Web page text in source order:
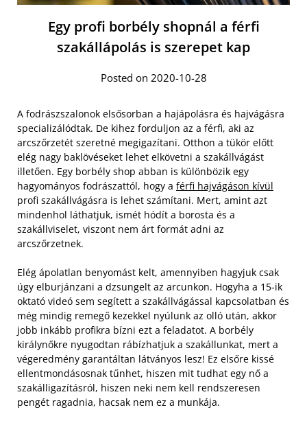
Egy profi borbély shopnál a férfi
szakállápolás is szerepet kap
Posted on 2020-10-28
A fodrászszalonok elsősorban a hajápolásra és hajvágásra
specializálódtak. De kihez forduljon az a férfi, aki az
arcszőrzetét szeretné megigazítani. Otthon a tükör előtt
elég nagy baklövéseket lehet elkövetni a szakállvágást
illetően. Egy borbély shop abban is különbözik egy
hagyományos fodrászattól, hogy a férfi hajvágáson kívül
profi szakállvágásra is lehet számítani. Mert, amint azt
mindenhol láthatjuk, ismét hódít a borosta és a
szakállviselet, viszont nem árt formát adni az
arcszőrzetnek.
Elég ápolatlan benyomást kelt, amennyiben hagyjuk csak
úgy elburjánzani a dzsungelt az arcunkon. Hogyha a 15-ik
oktató videó sem segített a szakállvágással kapcsolatban és
még mindig remegő kezekkel nyúlunk az olló után, akkor
jobb inkább profikra bízni ezt a feladatot. A borbély
királynőkre nyugodtan rábízhatjuk a szakállunkat, mert a
végeredmény garantáltan látványos lesz! Ez elsőre kissé
ellentmondásosnak tűnhet, hiszen mit tudhat egy nő a
szakálligazításról, hiszen neki nem kell rendszeresen
pengét ragadnia, hacsak nem ez a munkája.